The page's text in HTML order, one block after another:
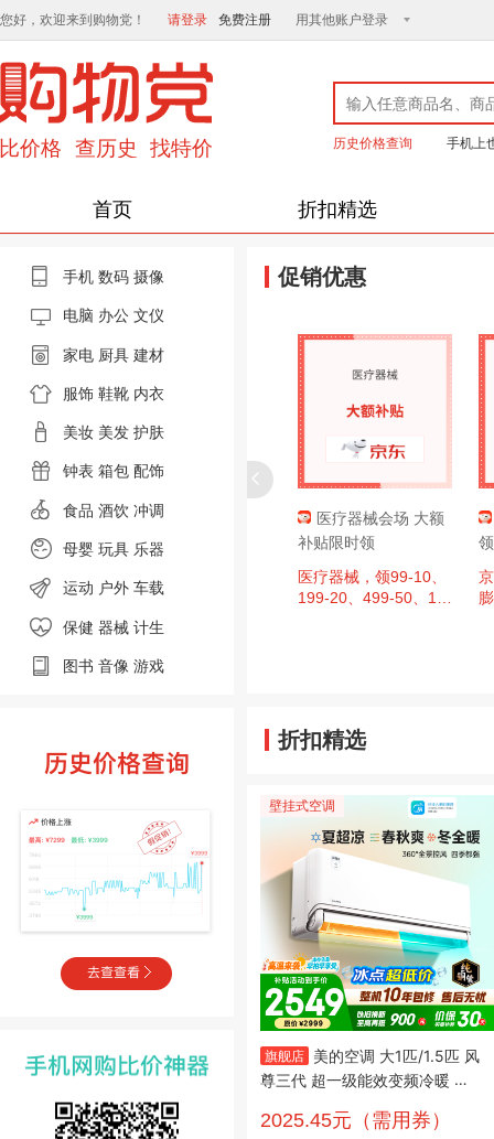
您好，欢迎来到购物党！ 请登录 免费注册 用其他账户登录
历史价格查询 手机上
首页 折扣精选
手机 数码 摄像
电脑 办公 文仪
家电 厨具 建材
服饰 鞋靴 内衣
美妆 美发 护肤
钟表 箱包 配饰
食品 酒饮 冲调
母婴 玩具 乐器
运动 户外 车载
保健 器械 计生
图书 音像 游戏
促销优惠
消费券，
高9折，单
今日必买：
肇庆消费券
区域补贴至
件补贴500
京东超市 黑色星期
五 领满200-20元优惠
周四20点：京东超市
黑色星期五 领满200-2
0元优惠券×3张（周四
20点可用）
医疗器械会场 大额
补贴限时领
医疗器械，领99-10、
199-20、499-50、14
折扣精选
壁挂式空调
旗舰店
美的空调 大1匹/1.5匹 风
尊三代 超一级能效变频冷暖 全
尊三代PRO 大1.5匹 新品
2025.45元（需用券）